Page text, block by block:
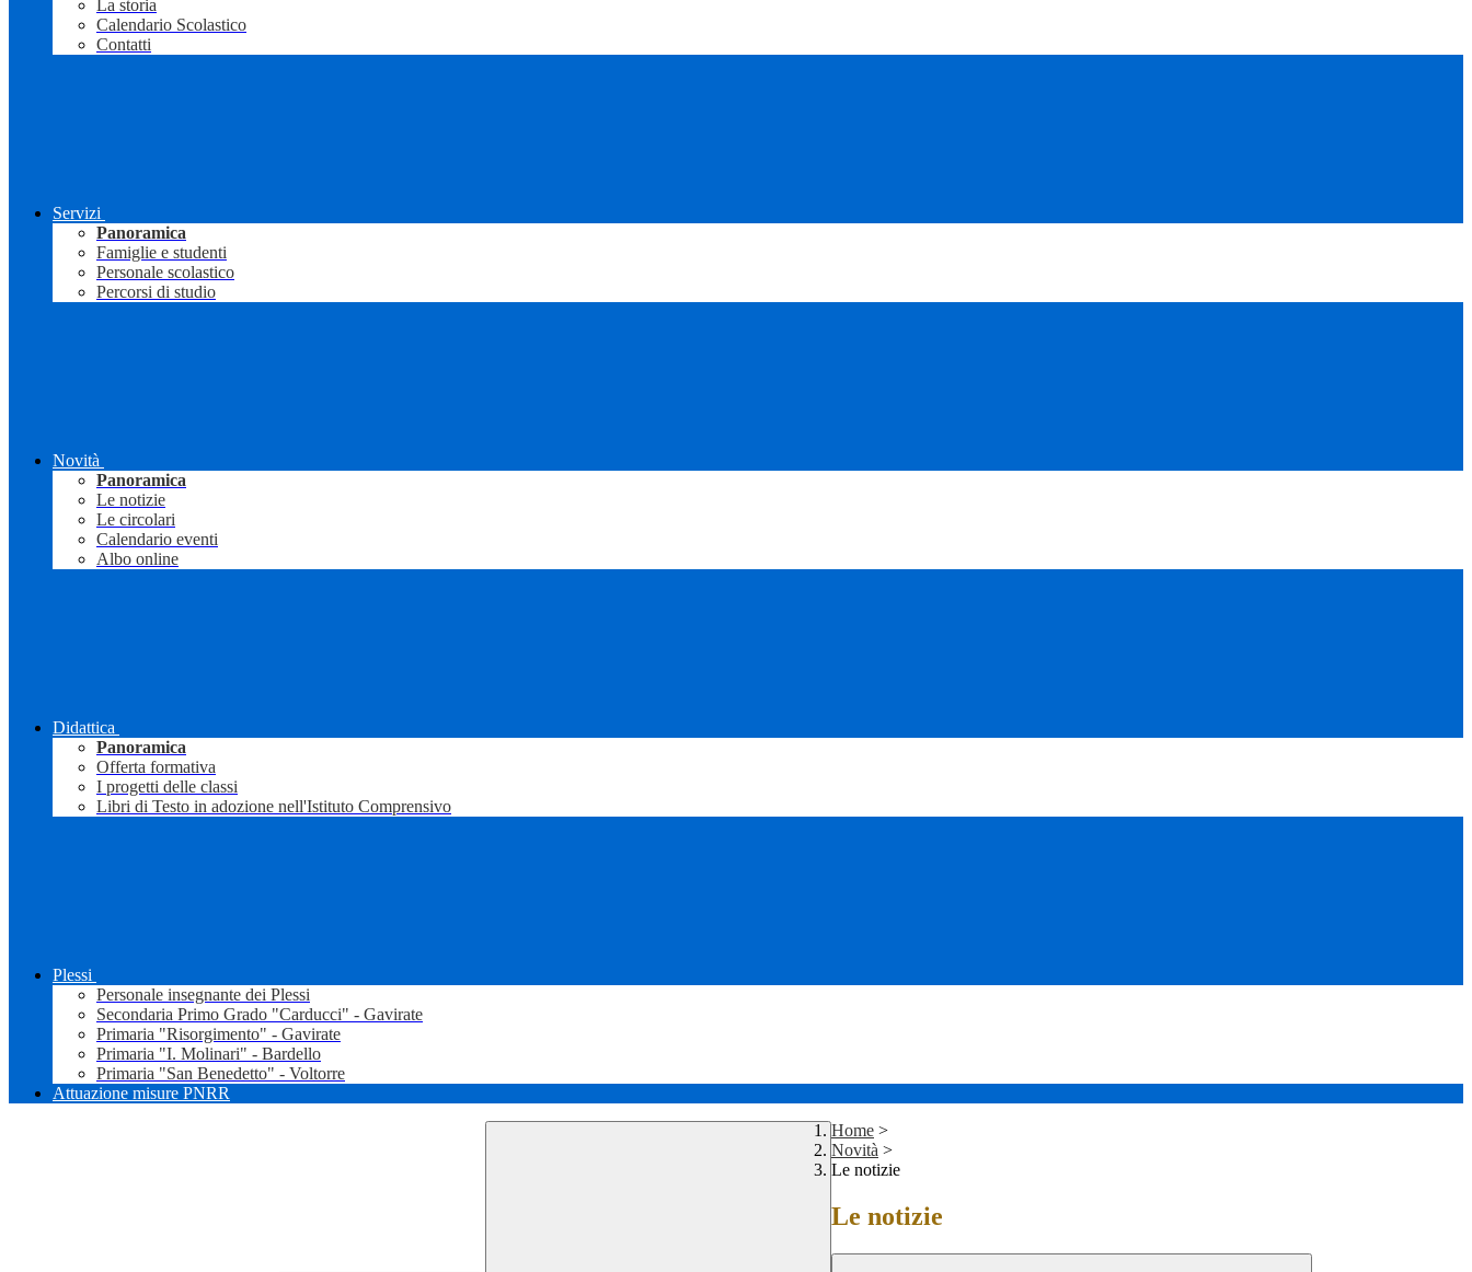
La storia
Calendario Scolastico
Contatti
Servizi
Panoramica
Famiglie e studenti
Personale scolastico
Percorsi di studio
Novità
Panoramica
Le notizie
Le circolari
Calendario eventi
Albo online
Didattica
Panoramica
Offerta formativa
I progetti delle classi
Libri di Testo in adozione nell'Istituto Comprensivo
Plessi
Personale insegnante dei Plessi
Secondaria Primo Grado "Carducci" - Gavirate
Primaria "Risorgimento" - Gavirate
Primaria "I. Molinari" - Bardello
Primaria "San Benedetto" - Voltorre
Attuazione misure PNRR
Home >
Novità >
Le notizie
Le notizie